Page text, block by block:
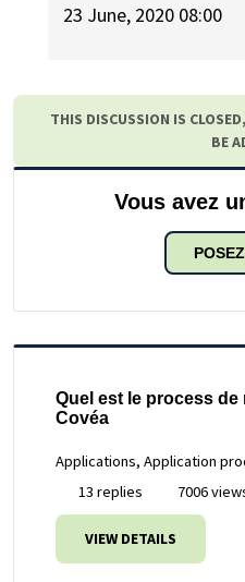
23 June, 2020 08:00
THIS DISCUSSION IS
BE
Vous avez
Quel est le process
Covéa
Applications, Application
13 replies
7006
VIEW DETAILS